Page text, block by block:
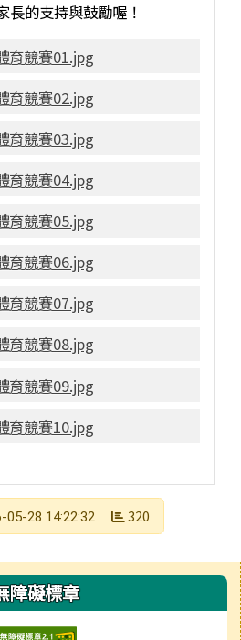
長的支持與鼓勵喔！
育競賽01.jpg
育競賽02.jpg
育競賽03.jpg
育競賽04.jpg
育競賽05.jpg
育競賽06.jpg
育競賽07.jpg
育競賽08.jpg
育競賽09.jpg
育競賽10.jpg
05-28 14:22:32 320
障礙標章